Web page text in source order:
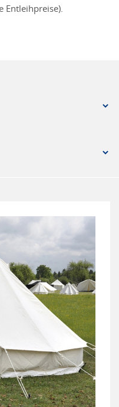
Entleihpreise).